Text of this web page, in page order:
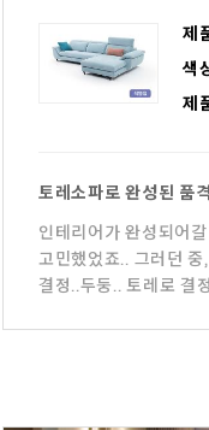
제
색
제
토레소파로 완성된 품격
인테리어가 완성되어
고민했었죠.. 그러던 중, 이쁜 색상과 퀄리티에 반해 토레로
결정..두둥..